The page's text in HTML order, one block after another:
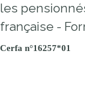
les
française -
Cerfa n°16257*01